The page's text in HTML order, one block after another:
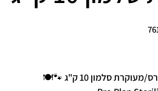
סלמון 10 ק"ג 🐾🍽️